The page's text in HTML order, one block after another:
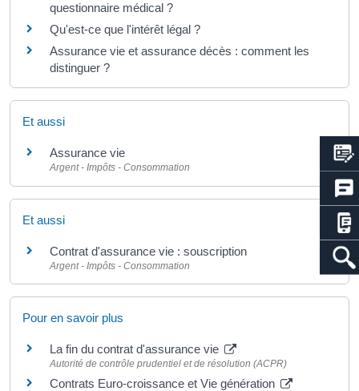
questionnaire médical ?
Qu'est-ce que l'intérêt légal ?
Assurance vie et assurance décès : comment les
distinguer ?
Et aussi
Assurance vie
Argent - Impôts - Consommation
Et aussi
Contrat d'assurance vie : souscription
Argent - Impôts - Consommation
Pour en savoir plus
La fin du contrat d'assurance vie
Autorité de contrôle prudentiel et de résolution (ACPR)
Contrats Euro-croissance et Vie génération